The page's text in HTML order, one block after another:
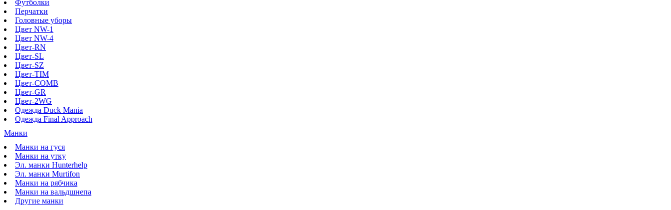
Футболки
Перчатки
Головные уборы
Цвет NW-1
Цвет NW-4
Цвет-RN
Цвет-SL
Цвет-SZ
Цвет-TIM
Цвет-COMB
Цвет-GR
Цвет-2WG
Одежда Duck Mania
Одежда Final Approach
Манки
Манки на гуся
Манки на утку
Эл. манки Hunterhelp
Эл. манки Murtifon
Манки на рябчика
Манки на вальдшнепа
Другие манки